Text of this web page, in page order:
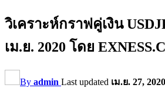
วิเคราะห์กราฟคู่เงิน
เม.ย. 2020 โดย
By admin Last updated เม.ย. 27, 2020